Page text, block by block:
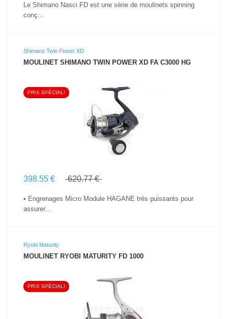
Le Shimano Nasci FD est une série de moulinets spinning
conç...
Shimano Twin Power XD
MOULINET SHIMANO TWIN POWER XD FA C3000 HG
VOIR LE PRODUIT
PRIX SPÉCIAL!
398.55 € 620.77 €
• Engrenages Micro Module HAGANE très puissants pour
assurer...
Ryobi Maturity
MOULINET RYOBI MATURITY FD 1000
VOIR LE PRODUIT
PRIX SPÉCIAL!